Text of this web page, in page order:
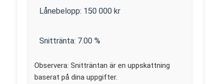
Lånebelopp: 150 000 kr
Snittränta: 7.00 %
Observera: Snitträntan är en uppskattning
baserat på dina uppgifter.